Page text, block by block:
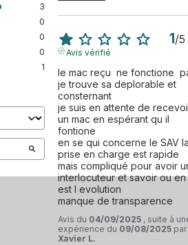
1,25 kg, le MacBook Pro
à transporter et convient
professionnels ou aux
Pro 13" (2020) reconditionné est
une garantie de 12 mois pour une
Commandez dès
Pro 13" (2020) reconditionné
d'un ordinateur portable
abordable.
3
0
0
0
1
1/5
Avis vérifié
le mac reçu  ne fonctione
je trouve sa deplorable et
consternant
je suis en attente de
un mac en espérant qu il
fontione
en se qui concerne le SAV
prise en charge est rapide
mais compliqué pour avoir
interlocuteur et savoir ou en
est l evolution
manque de transparence
Avis du 04/09/2025 , suite à
expérience du 09/08/2025 par
Xavier L.